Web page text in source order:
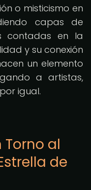
o misticismo en
capas de
contadas en la
y su conexión
un elemento
a artistas,
igual.
al
de